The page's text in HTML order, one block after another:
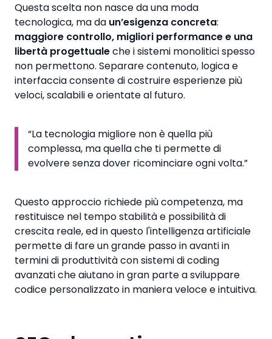
Questa scelta non nasce da una moda
tecnologica, ma da un’esigenza concreta:
maggiore controllo, migliori performance e una
libertà progettualeche i sistemi monolitici spesso
non permettono. Separare contenuto, logica e
interfaccia consente di costruire esperienze più
veloci, scalabili e orientate al futuro.
“La tecnologia migliore non è quella più
complessa, ma quella che ti permette di
evolvere senza dover ricominciare ogni volta.”
Questo approccio richiede più competenza, ma
restituisce nel tempo stabilità e possibilità di
crescita reale, ed in questo l'intelligenza artificiale
permette di fare un grande passo in avanti in
termini di produttività con sistemi di coding
avanzati che aiutano in gran parte a sviluppare
codice personalizzato in maniera veloce e intuitiva.